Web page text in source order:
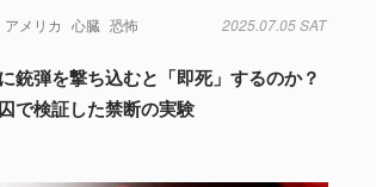
アメリカ 心臓 恐怖 2025.07.05 SAT
銃弾を撃ち込むと「即死」するのか？
で検証した禁断の実験